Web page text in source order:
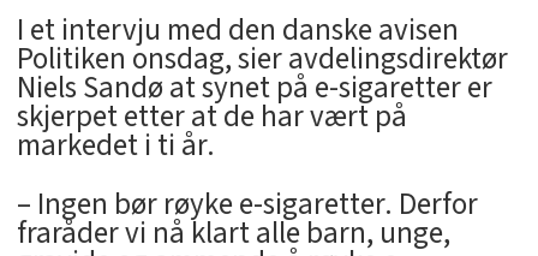
I et intervju med den danske avisen
Politiken onsdag, sier avdelingsdirektør
Niels Sandø at synet på e-sigaretter er
skjerpet etter at de har vært på
markedet i ti år.
– Ingen bør røyke e-sigaretter. Derfor
fraråder vi nå klart alle barn, unge,